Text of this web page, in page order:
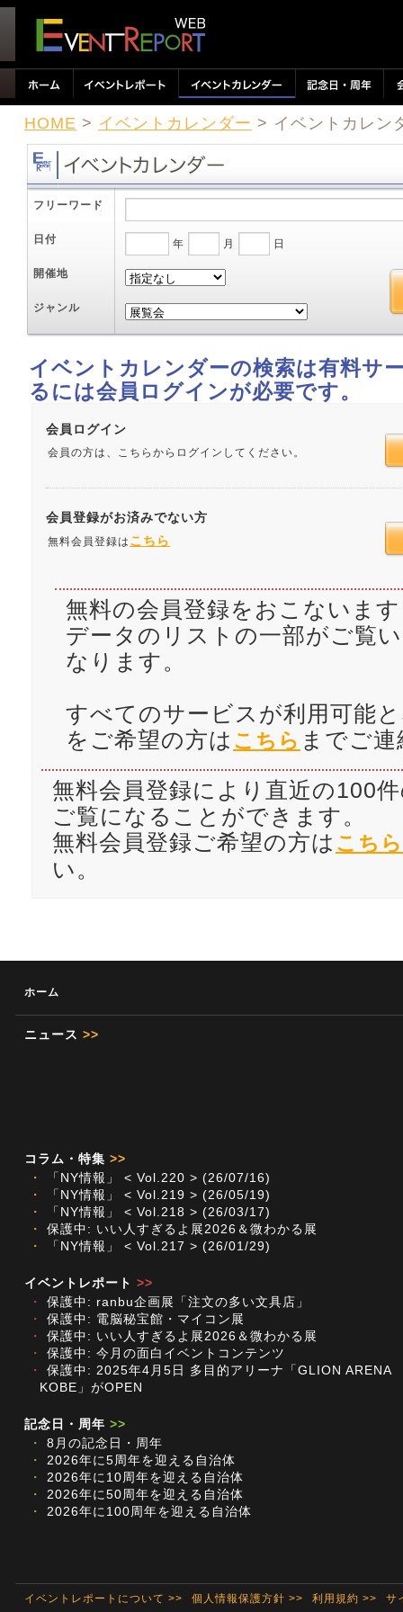
HOME > イベントカレンダー > イベントカレン
フリーワード
日付 年 月 日
開催地
ジャンル
イベントカレンダーの検索は有料サ
るには会員ログインが必要です。
会員ログイン
会員の方は、こちらからログインしてください。
会員登録がお済みでない方
無料会員登録は こちら
無料の会員登録をおこないま
データのリストの一部がご覧
なります。
すべてのサービスが利用可能
をご希望の方は こちら までご
無料会員登録により直近の100
ご覧になることができます。
無料会員登録ご希望の方は こちら
い。
ホーム
ニュース >>
コラム・特集 >>
・
「NY情報」 < Vol.220 > (26/07/16)
・
「NY情報」 < Vol.219 > (26/05/19)
・
「NY情報」 < Vol.218 > (26/03/17)
・
保護中: いい人すぎるよ展2026＆微わかる展
・
「NY情報」 < Vol.217 > (26/01/29)
イベントレポート >>
・
保護中: ranbu企画展「注文の多い文具店」
・
保護中: 電脳秘宝館・マイコン展
・
保護中: いい人すぎるよ展2026＆微わかる展
・
保護中: 今月の面白イベントコンテンツ
・
保護中: 2025年4月5日 多目的アリーナ「GLION ARENA
KOBE」がOPEN
記念日・周年 >>
・
8月の記念日・周年
・
2026年に5周年を迎える自治体
・
2026年に10周年を迎える自治体
・
2026年に50周年を迎える自治体
・
2026年に100周年を迎える自治体
イベントレポートについて >> 個人情報保護方針 >> 利用規約 >> サ